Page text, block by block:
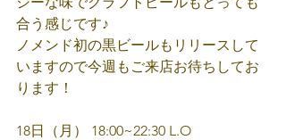
合う感じです♪
ノメンド初の黒ビールもリリースして
いますので今週もご来店お待ちしてお
ります！
18日（月） 18:00~22:30 L.O